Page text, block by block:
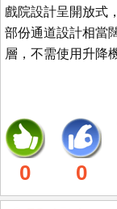
戲院設計呈開放式
部份通道設計相當
層，不需使用升降
0 0